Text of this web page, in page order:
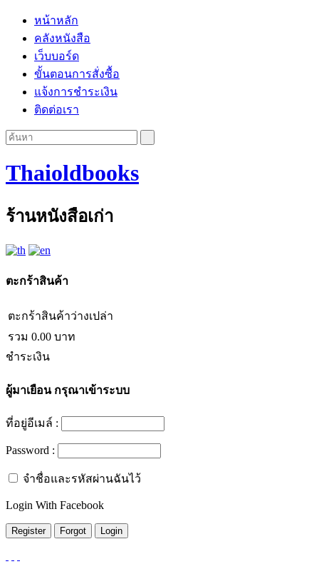
หน้าหลัก
คลังหนังสือ
เว็บบอร์ด
ขั้นตอนการสั่งซื้อ
แจ้งการชำระเงิน
ติดต่อเรา
Thaioldbooks
ร้านหนังสือเก่า
ตะกร้าสินค้า
ตะกร้าสินค้าว่างเปล่า
รวม 0.00 บาท
ชำระเงิน
ผู้มาเยือนกรุณาเข้าระบบ
ที่อยู่อีเมล์ :
Password :
จำชื่อและรหัสผ่านฉันไว้
Login With Facebook